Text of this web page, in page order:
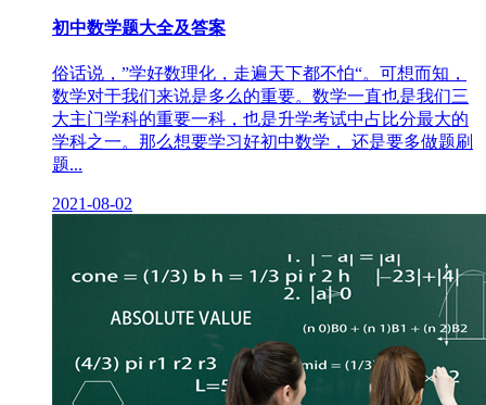
初中数学题大全及答案
俗话说，”学好数理化，走遍天下都不怕“。可想而知，
数学对于我们来说是多么的重要。数学一直也是我们三
大主门学科的重要一科，也是升学考试中占比分最大的
学科之一。那么想要学习好初中数学， 还是要多做题刷
题...
2021-08-02